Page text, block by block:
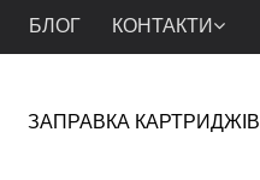
БЛОГ КОНТАКТИ
ЗАПРАВКА КАРТРИДЖІВ